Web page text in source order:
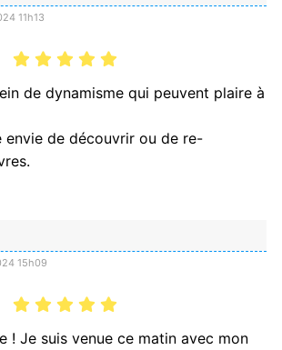
11h13
de dynamisme qui peuvent plaire à
envie de découvrir ou de re-
15h09
! Je suis venue ce matin avec mon